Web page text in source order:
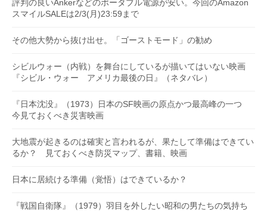
評判の良いAnkerなどのポータブル電源が安い。今回のAmazon
スマイルSALEは2/3(月)23:59まで
その他大勢から抜け出せ。「ゴーストモード」の勧め
シビルウォー（内戦）を舞台にしているが描いてはいない映画
『シビル・ウォー アメリカ最後の日』（ネタバレ）
『日本沈没』（1973）日本のSF映画の原点かつ最高峰の一つ
今見ておくべき災害映画
大地震が起きるのは確実と言われるが、果たして準備はできてい
るか？ 見ておくべき防災マップ、書籍、映画
日本に居続ける準備（覚悟）はできているか？
『戦国自衛隊』（1979）羽目を外したい昭和の男たちの気持ち